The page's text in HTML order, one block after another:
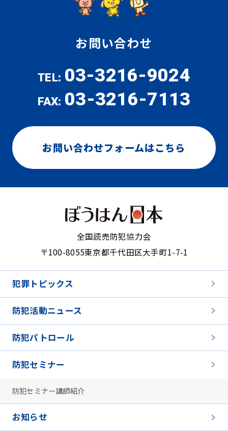
お問い合わせ
TEL: 03-3216-9024
FAX: 03-3216-7113
お問い合わせフォームはこちら
全国読売防犯協力会
〒100-8055東京都千代田区大手町1-7-1
犯罪トピックス
防犯活動ニュース
防犯パトロール
防犯セミナー
防犯セミナー講師紹介
お知らせ